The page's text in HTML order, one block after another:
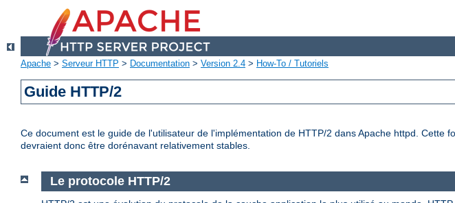
Apache > Serveur HTTP > Documentation > Version 2.4 > How-To / Tutoriels
Guide HTTP/2
Ce document est le guide de l'utilisateur de l'implémentation de HTTP/2 dans Apache httpd. Cette
devraient donc être dorénavant relativement stables.
Le protocole HTTP/2